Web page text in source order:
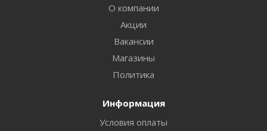
О компании
Акции
Вакансии
Магазины
Политика
Информация
Условия оплаты